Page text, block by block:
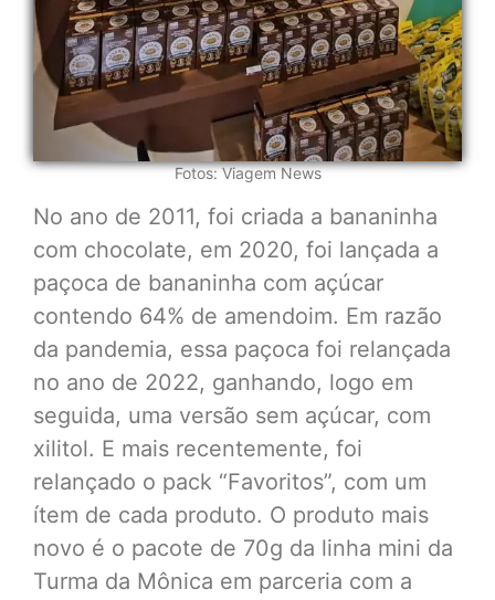
Fotos: Viagem News
No ano de 2011, foi criada a bananinha
com chocolate, em 2020, foi lançada a
paçoca de bananinha com açúcar
contendo 64% de amendoim. Em razão
da pandemia, essa paçoca foi relançada
no ano de 2022, ganhando, logo em
seguida, uma versão sem açúcar, com
xilitol. E mais recentemente, foi
relançado o pack “Favoritos”, com um
ítem de cada produto. O produto mais
novo é o pacote de 70g da linha mini da
Turma da Mônica em parceria com a